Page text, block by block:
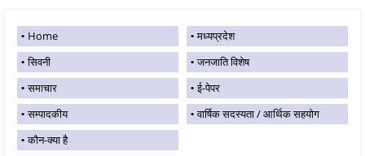
Home
मध्यप्रदेश
सिवनी
जनजाति विशेष
समाचार
ई-पेपर
सम्पादकीय
वार्षिक सदस्यता / आर्थिक सहयोग
कौन-क्या है